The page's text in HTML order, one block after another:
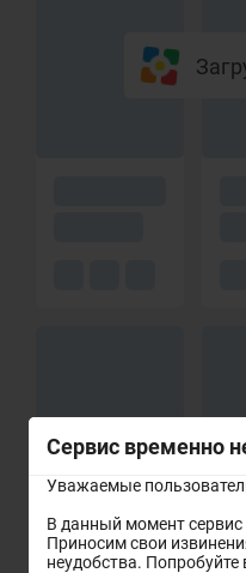
Сервис временно
Уважаемые
В данный момент сервис
Приносим свои
неудобства.